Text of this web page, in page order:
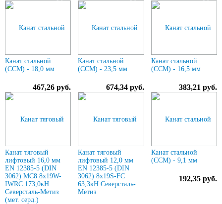
Канат стальной
(ССМ) - 18,0 мм
467,26 руб.
Канат стальной
(ССМ) - 23,5 мм
674,34 руб.
Канат стальной
(ССМ) - 16,5 мм
383,21 руб.
Канат тяговый
лифтовый 16,0 мм
EN 12385-5 (DIN
3062) МС8 8х19W-
IWRC 173,0кН
Северсталь-Метиз
(мет. серд.)
Канат тяговый
лифтовый 12,0 мм
EN 12385-5 (DIN
3062) 8х19S-FC
63,3кН Северсталь-
Метиз
Канат стальной
(ССМ) - 9,1 мм
192,35 руб.